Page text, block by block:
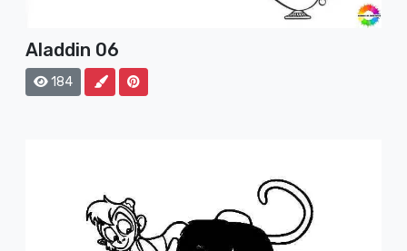
Aladdin 06
184